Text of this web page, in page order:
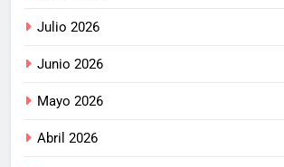
Julio 2026
Junio 2026
Mayo 2026
Abril 2026